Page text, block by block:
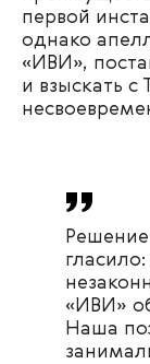
первой
однако
«ИВИ»,
и взыскать
«ИВИ»
Наша